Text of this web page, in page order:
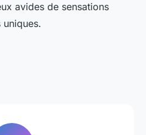
avides de sensations